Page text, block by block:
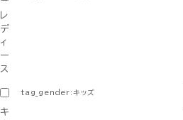
レ
デ
ィ
ー
ス
tag_gender:キッズ
キ